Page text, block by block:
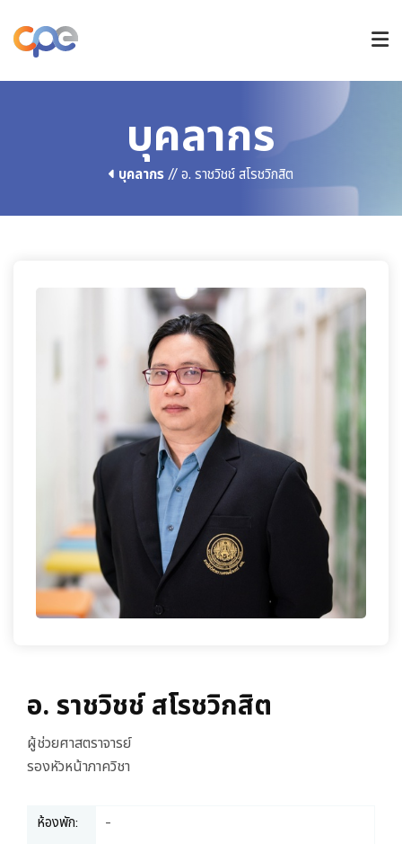
หลักสูตรบัณฑิตศึกษา
บุคลากร
บุคลากร // อ. ราชวิชช์ สโรชวิกสิต
อ. ราชวิชช์ สโรชวิกสิต
ผู้ช่วยศาสตราจารย์
รองหัวหน้าภาควิชา
ห้องพัก:
-